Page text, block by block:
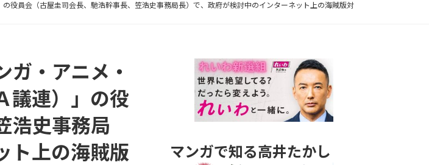
役員会（古屋圭司会長、馳浩幹事長、笠浩史事務局長）で、政府が検討中のインターネット上の海賊版対
ガ・アニメ・
議連）」の役
浩史事務局
ト上の海賊版
マンガで知る高井たかし